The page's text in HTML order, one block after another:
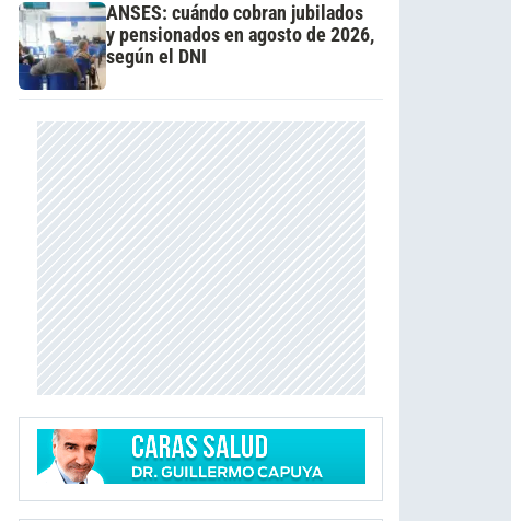
ANSES: cuándo cobran jubilados
y pensionados en agosto de 2026,
según el DNI